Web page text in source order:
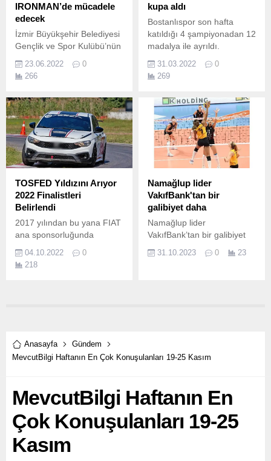
IRONMAN’de mücadele
edecek
İzmir Büyükşehir Belediyesi
Gençlik ve Spor Kulübü’nün
triatloncusu İpek Öztosun,
26 Haziran’da Hollanda’da
23.06.2022
0
266
kupa aldı
Bostanlıspor son hafta
katıldığı 4 şampiyonadan 12
madalya ile ayrıldı.
31.03.2022
0
269
TOSFED Yıldızını Arıyor
2022 Finalistleri
Belirlendi
2017 yılından bu yana FIAT
ana sponsorluğunda
Yıldızını Arıyor projesinin
final kampı, 50 adayın
04.10.2022
0
218
Namağlup lider
VakıfBank'tan bir
galibiyet daha
Namağlup lider
VakıfBank’tan bir galibiyet
Sultanlar Ligi 2023-
31.10.2023 0 23
Anasayfa
Gündem
MevcutBilgi Haftanın En Çok Konuşulanları 19-25 Kasım
MevcutBilgi Haftanın En
Çok Konuşulanları 19-25
Kasım